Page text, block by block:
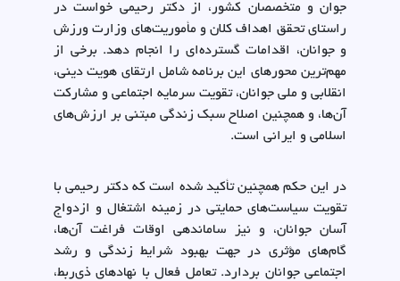
جوان و متخصصان کشور، از دکتر رحیمی خواست در
راستای تحقق اهداف کلان و مأموریت‌های وزارت ورزش
و جوانان، اقدامات گسترده‌ای را انجام دهد. برخی از
مهم‌ترین محورهای این برنامه شامل ارتقای هویت دینی،
انقلابی و ملی جوانان، تقویت سرمایه اجتماعی و مشارکت
آن‌ها، و همچنین اصلاح سبک زندگی مبتنی بر ارزش‌های
اسلامی و ایرانی است.
در این حکم همچنین تأکید شده است که دکتر رحیمی با
تقویت سیاست‌های حمایتی در زمینه اشتغال و ازدواج
آسان جوانان، و نیز ساماندهی اوقات فراغت آن‌ها،
گام‌های مؤثری در جهت بهبود شرایط زندگی و رشد
اجتماعی جوانان بردارد. تعامل فعال با نهادهای ذی‌ربط،